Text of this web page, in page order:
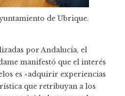
de Ubrique.
por Andalucía, el
manifestó que el interés
es «adquirir experiencias
que retribuyan a los